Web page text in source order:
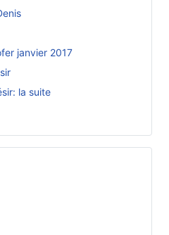
janvier 2017
la suite